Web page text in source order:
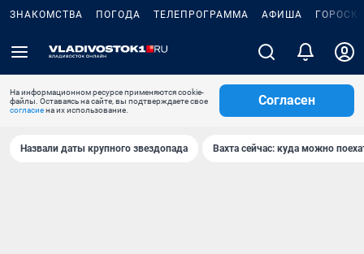
ЗНАКОМСТВА ПОГОДА ТЕЛЕПРОГРАММА АФИША
На информационном ресурсе применяются cookie-
файлы. Оставаясь на сайте, вы подтверждаете свое
согласиена их использование.
Согласен
Назвали даты крупного звездопада Вахта сейчас: куда можно